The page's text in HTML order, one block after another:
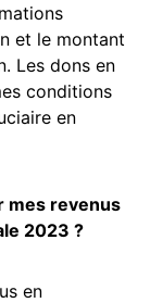
et le montant
Les dons en
conditions
en
mes revenus
2023 ?
en